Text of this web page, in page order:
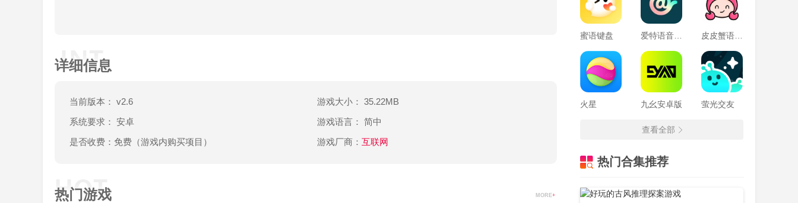
详细信息
当前版本： v2.6
游戏大小： 35.22MB
系统要求： 安卓
游戏语言： 简中
是否收费：免费（游戏内购买项目）
游戏厂商： 互联网
热门游戏 MORE+
蜜语键盘
火星 九幺安卓版 萤光交友
查看全部
热门合集推荐